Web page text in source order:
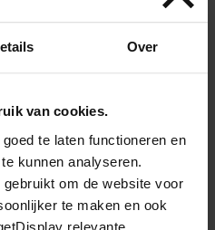
Over
van cookies.
te laten functioneren en
kunnen analyseren.
om de website voor
te maken en ook
relevante,
NEDERLAND